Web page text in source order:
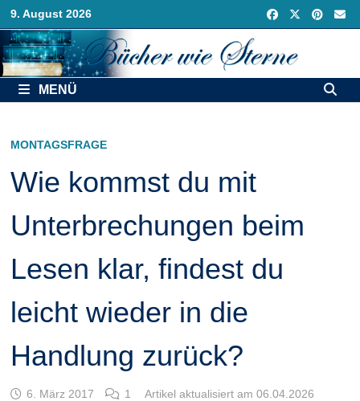
Zurück
zum
Inhalt
9. August 2026
MENÜ
MONTAGSFRAGE
Wie kommst du mit
Unterbrechungen beim
Lesen klar, findest du
leicht wieder in die
Handlung zurück?
6. März 2017 1 Artikel aktualisiert am 06.04.2026